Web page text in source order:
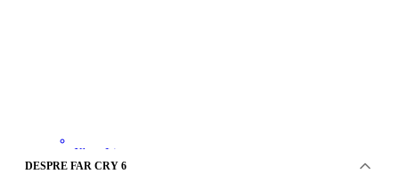
Xbox Live
•
DESPRE FAR CRY 6